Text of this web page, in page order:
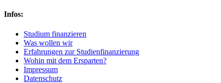
Infos:
Studium finanzieren
Was wollen wir
Erfahrungen zur Studienfinanzierung
Wohin mit dem Ersparten?
Impressum
Datenschutz